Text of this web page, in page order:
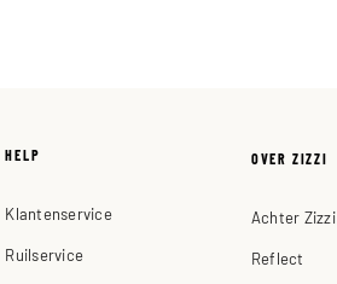
HELP
Klantenservice
Ruilservice
OVER ZIZZI
Achter Zizzi
Reflect